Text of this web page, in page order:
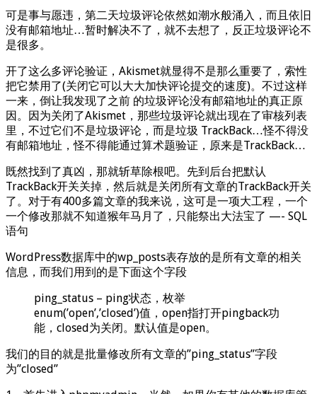
可是事与愿违，第二天垃圾评论依然如潮水般涌入，而且依旧
没有邮箱地址…暂时解决不了，就不去想了，反正垃圾评论不
是很多。
开了这么多评论验证，Akismet就显得不是那么重要了，索性
把它禁用了(关闭它可以大大加快评论提交的速度)。不过这样
一来，倒让我发现了之前 的垃圾评论没有邮箱地址的真正原
因。因为关闭了Akismet，那些垃圾评论就出现在了审核列表
里，不过它们不是垃圾评论，而是垃圾 TrackBack…怪不得没
有邮箱地址，怪不得能通过算术题验证，原来是TrackBack…
既然找到了真凶，那就斩草除根吧。先到后台把默认
TrackBack开关关掉，然后就是关闭所有文章的TrackBack开关
了。对于有400多篇文章的我来说，这可是一项大工程，一个
一个修改那就不知道猴年马月了，只能祭出大法宝了 —- SQL
语句
WordPress数据库中的wp_posts表存放的是所有文章的相关
信息，而我们用到的是下面这个字段
ping_status – ping状态，枚举
enum(’open’,’closed’)值，open指打开pingback功
能，closed为关闭。默认值是open。
我们的目的就是批量修改所有文章的”ping_status”字段
为”closed”